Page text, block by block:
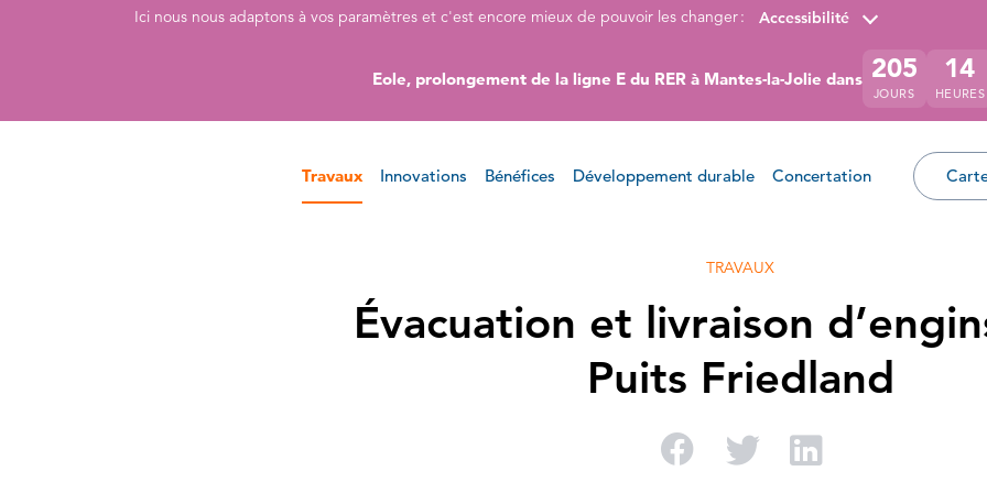
Accéder directement au contenu de la page
Accéder à la navigation principale
Accéder à la rechercheIci nous nous adaptons à vos paramètres et c'est encore mieux de pouvoir les changer : Accessibilité
Eole, prolongement de la ligne E du RER à Mantes-la-Jolie dans 205
JOURS
14
HEURES
Travaux Innovations Bénéfices Développement durable Concertation
TRAVAUX
Évacuation et livraison
Puits Friedland
Partager sur Facebook
Partager sur